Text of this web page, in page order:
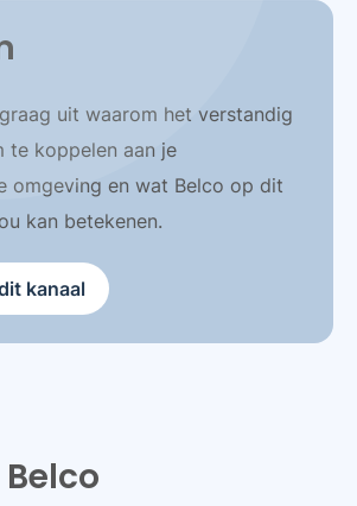
uit waarom het verstandig
te koppelen aan je
omgeving en wat Belco op dit
kan betekenen.
kanaal